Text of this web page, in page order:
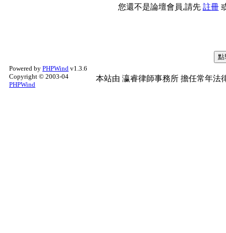
您還不是論壇會員,請先 註冊
Powered by PHPWind v1.3.6
Copyright © 2003-04
PHPWind
本站由 瀛睿律師事務所 擔任常年法